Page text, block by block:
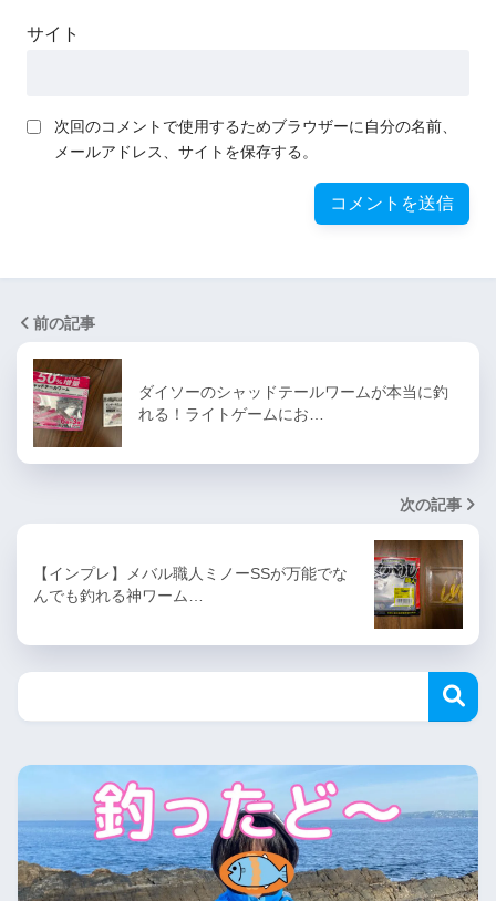
サイト
次回のコメントで使用するためブラウザーに自分の名前、
メールアドレス、サイトを保存する。
前の記事
ダイソーのシャッドテールワームが本当に釣
れる！ライトゲームにお…
次の記事
【インプレ】メバル職人ミノーSSが万能でな
んでも釣れる神ワーム…